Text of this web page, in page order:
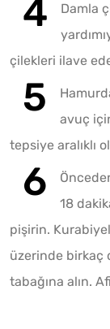
Damla
çilekleri ilave
avuç
tepsiye aralıklı
18
pişirin.
üzerinde birkaç
tabağına alın.